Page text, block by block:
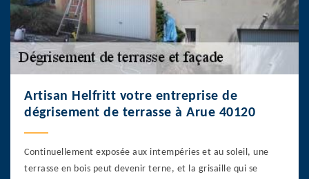
Artisan Helfritt votre entreprise de
dégrisement de terrasse à Arue 40120
Continuellement exposée aux intempéries et au soleil, une
terrasse en bois peut devenir terne, et la grisaille qui se